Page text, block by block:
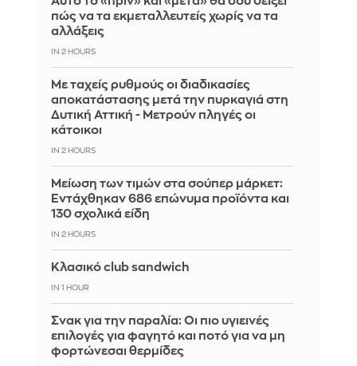
πώς να τα εκμεταλλευτείς χωρίς να τα
αλλάξεις
IN 2 HOURS
Με ταχείς ρυθμούς οι διαδικασίες
αποκατάστασης μετά την πυρκαγιά στη
Δυτική Αττική - Μετρούν πληγές οι
κάτοικοι
IN 2 HOURS
Μείωση των τιμών στα σούπερ μάρκετ:
Εντάχθηκαν 686 επώνυμα προϊόντα και
130 σχολικά είδη
IN 2 HOURS
Κλασικό club sandwich
IN 1 HOUR
Σνακ για την παραλία: Οι πιο υγιεινές
επιλογές για φαγητό και ποτό για να μη
φορτώνεσαι θερμίδες